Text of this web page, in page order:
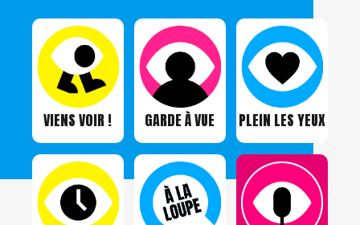
VIENS VOIR ! GARDE À VUE PLEIN LES YEUX